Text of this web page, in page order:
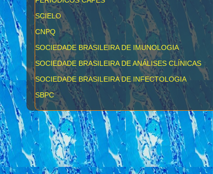
SCIELO
CNPQ
SOCIEDADE BRASILEIRA DE IMUNOLOGIA
SOCIEDADE BRASILEIRA DE ANÁLISES CLÍNICAS
SOCIEDADE BRASILEIRA DE INFECTOLOGIA
SBPC